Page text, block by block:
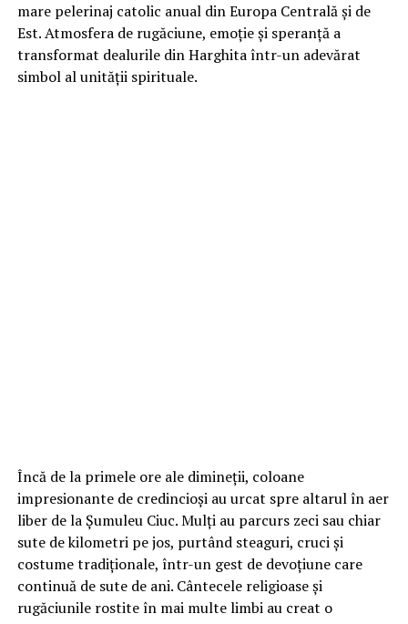
mare pelerinaj catolic anual din Europa Centrală și de
Est. Atmosfera de rugăciune, emoție și speranță a
transformat dealurile din Harghita într-un adevărat
simbol al unității spirituale.
Încă de la primele ore ale dimineții, coloane
impresionante de credincioși au urcat spre altarul în aer
liber de la Șumuleu Ciuc. Mulți au parcurs zeci sau chiar
sute de kilometri pe jos, purtând steaguri, cruci și
costume tradiționale, într-un gest de devoțiune care
continuă de sute de ani. Cântecele religioase și
rugăciunile rostite în mai multe limbi au creat o